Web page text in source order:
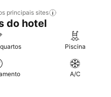
principais sites
do hotel
Piscina
A/C